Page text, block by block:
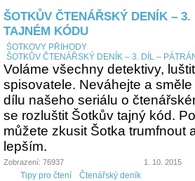
ŠOTKŮV ČTENÁŘSKÝ DENÍK –
TAJNÉM KÓDU
ŠOTKOVY PŘÍHODY
ŠOTKŮV ČTENÁŘSKÝ DENÍK – 3. DÍL –
Voláme všechny detektivy,
spisovatele. Neváhejte a
dílu našeho seriálu o
se rozluštit Šotkův tajný kód.
můžete zkusit Šotka trumfnout
lepším.
Zobrazení: 76937 1. 10. 2015
Tipy pro čtení Čtenářský deník